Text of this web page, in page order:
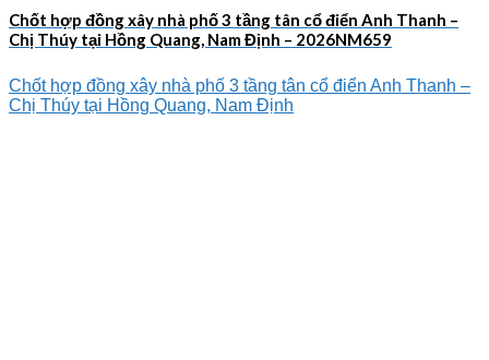
Chốt hợp đồng xây nhà phố 3 tầng tân cổ điển Anh Thanh –
Chị Thúy tại Hồng Quang, Nam Định – 2026NM659
Chốt hợp đồng xây nhà phố 3 tầng tân cổ điển Anh Thanh –
Chị Thúy tại Hồng Quang, Nam Định